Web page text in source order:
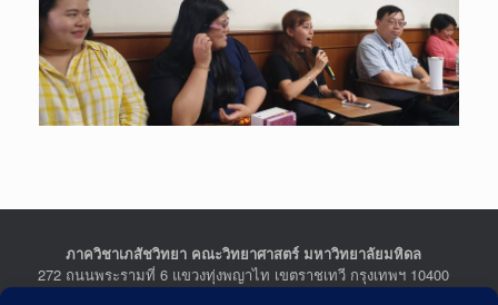
ภาควิชาเภสัชวิทยา คณะวิทยาศาสตร์ มหาวิทยาลัยมหิดล
272 ถนนพระรามที่ 6 แขวงทุ่งพญาไท เขตราชเทวี กรุงเทพฯ 10400